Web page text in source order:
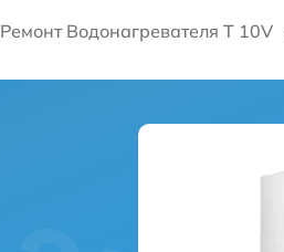
Ремонт Водонагревателя T 10V